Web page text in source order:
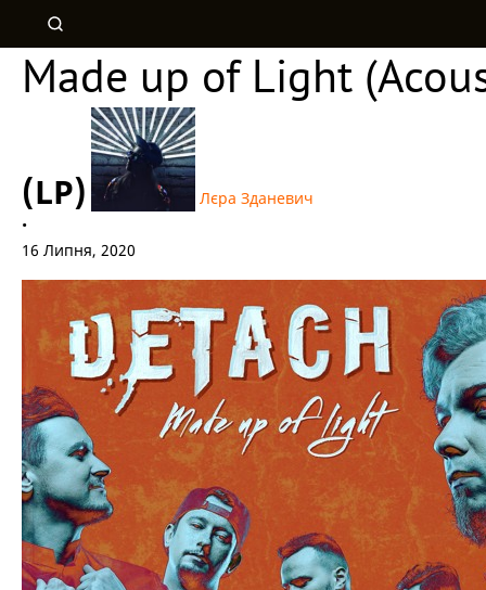
Made up of Light
(LP)
Лєра Зданевич
•
16 Липня, 2020